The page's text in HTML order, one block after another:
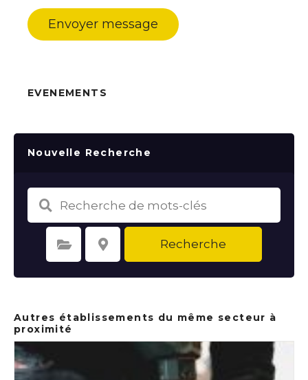
Envoyer message
EVENEMENTS
Nouvelle Recherche
Sélectionnez une catégorie Sélectionnez le lieu Recherche
Autres établissements du même secteur à
proximité